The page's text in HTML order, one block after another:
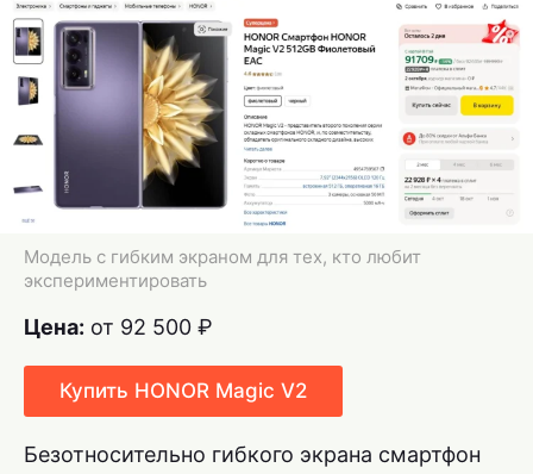
Модель с гибким экраном для тех, кто любит
экспериментировать
Цена: от 92 500 ₽
Купить HONOR Magic V2
Безотносительно гибкого экрана смартфон